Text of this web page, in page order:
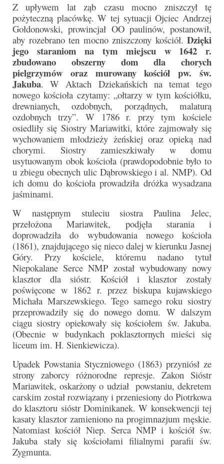
Niezbędnik Katolika
Kaplica Adoracji
Pracownicy
e-Katolik
Nabożeństwa
Nabożeństwa różne
Pogrzeb katolicki
Sakramenty
Sakrament chrztu
Sakrament eucharystii
Sakrament bierzmowania
Sakrament pojednania
Sakrament małżeństwa
Sakrament kapłaństwa
Sakrament namaszczenia chorych
Galeria
Galerie 2026
Wielki Czwartek 02.04.2026
Wielki Piątek 03.04.2026
Wielka Sobota 04.04.2026
Godzina Miłosierdzia 12.04.2026
Z upływem lat ząb czasu mocno zniszczył tę
pożyteczną placówkę. W tej sytuacji Ojciec Andrzej
Gołdonowski, prowincjał OO paulinów, postanowił,
aby rozebrano ten mocno zniszczony kościół. Dzięki
jego staraniom na tym miejscu w 1642 r.
zbudowano obszerny dom dla chorych
pielgrzymów oraz murowany kościół pw. św.
Jakuba. W Aktach Dziekańskich na temat tego
nowego kościoła czytamy: „ołtarzy w tym kościółku,
drewnianych, ozdobnych, porządnych, malaturą
ozdobnych trzy”. W 1786 r. przy tym kościele
osiedliły się Siostry Mariawitki, które zajmowały się
wychowaniem młodzieży żeńskiej oraz opieką nad
chorymi. Siostry zamieszkiwały w domu
usytuowanym obok kościoła (prawdopodobnie było to
u zbiegu obecnych ulic Dąbrowskiego i al. NMP). Od
ich domu do kościoła prowadziła dróżka wysadzana
jaśminami.
W następnym stuleciu siostra Paulina Jelec,
przełożona Mariawitek, podjęła starania i
doprowadziła do wybudowania nowego kościoła
(1861), znajdującego się nieco dalej w kierunku Jasnej
Góry. Przy kościele, któremu nadano tytuł
Niepokalane Serce NMP został wybudowany nowy
klasztor dla sióstr. Kościół i klasztor zostały
poświęcone w 1862 r. przez biskupa kujawskiego
Michała Marszewskiego. Tego samego roku siostry
przeprowadziły się do nowego domu. W dalszym
ciągu siostry opiekowały się kościołem św. Jakuba.
(Obecnie w budynkach poklasztornych mieści się
liceum im. H. Sienkiewicza).
Upadek Powstania Styczniowego (1863) przyniósł ze
strony zaborcy różnorodne represje. Zakon Sióstr
Mariawitek, oskarżony o udział powstaniu, dekretem
carskim został rozwiązany i przeniesiony do Piotrkowa
do klasztoru sióstr Dominikanek. W konsekwencji tej
kasaty klasztor zamieniono na progimnazjum męskie.
Natomiast kościół Niep. Serca NMP i kościół św.
Jakuba stały się kościołami filialnymi parafii św.
Zygmunta.